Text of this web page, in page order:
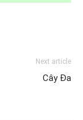
Next article
Cây Đa